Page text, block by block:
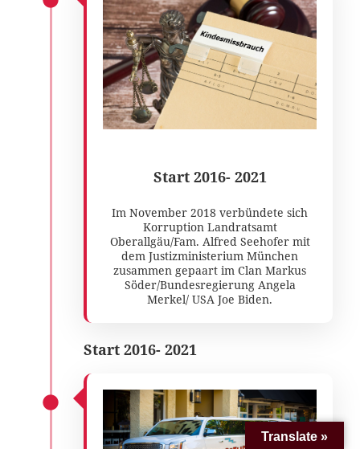
Start 2016- 2021
Im November 2018 verbündete sich
Korruption Landratsamt
Oberallgäu/Fam. Alfred Seehofer mit
dem Justizministerium München
zusammen gepaart im Clan Markus
Söder/Bundesregierung Angela
Merkel/ USA Joe Biden.
Start 2016- 2021
Translate »